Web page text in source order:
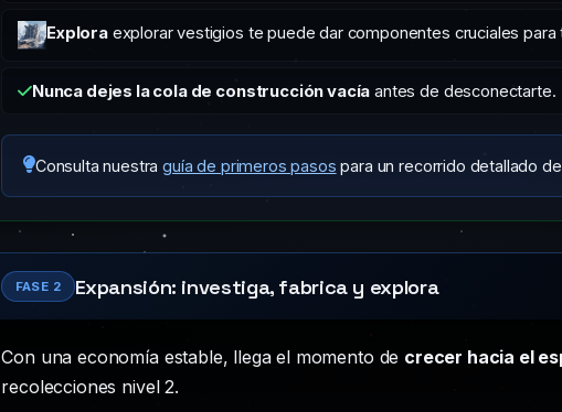
Exploraexplorar vestigios te puede dar componentes cruciales para
Nunca dejes la cola de construcción vacía antes de desconectarte.
Consulta nuestraguía de primeros pasos para un recorrido detallado
FASE 2 Expansión: investiga, fabrica y explora
Con una economía estable, llega el momento de crecer hacia el
recolecciones nivel 2.